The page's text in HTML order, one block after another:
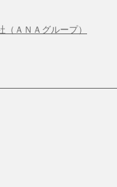
ＡＮＡグループ）